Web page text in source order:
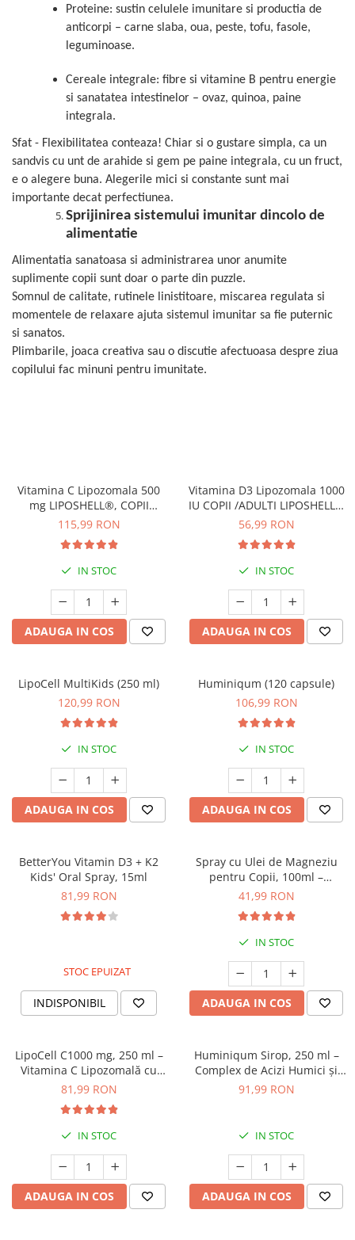
Proteine: sustin celulele imunitare si productia de
anticorpi – carne slaba, oua, peste, tofu, fasole,
leguminoase.
Cereale integrale: fibre si vitamine B pentru energie
si sanatatea intestinelor – ovaz, quinoa, paine
integrala.
Sfat - Flexibilitatea conteaza! Chiar si o gustare simpla, ca un
sandvis cu unt de arahide si gem pe paine integrala, cu un fruct,
e o alegere buna. Alegerile mici si constante sunt mai
importante decat perfectiunea.
Sprijinirea sistemului imunitar dincolo de
alimentatie
Alimentatia sanatoasa si administrarea unor anumite
suplimente copii sunt doar o parte din puzzle.
Somnul de calitate, rutinele linistitoare, miscarea regulata si
momentele de relaxare ajuta sistemul imunitar sa fie puternic
si sanatos.
Plimbarile, joaca creativa sau o discutie afectuoasa despre ziua
copilului fac minuni pentru imunitate.
Vitamina C Lipozomala 500
mg LIPOSHELL®, COPII
/ADULTI (30 plicuri)
115,99 RON
IN STOC
ADAUGA IN COS
Vitamina D3 Lipozomala 1000
IU COPII /ADULTI LIPOSHELL®
(30 plicuri), VITA-D-LIP
56,99 RON
IN STOC
ADAUGA IN COS
LipoCell MultiKids (250 ml)
120,99 RON
IN STOC
ADAUGA IN COS
Huminiqum (120 capsule)
106,99 RON
IN STOC
ADAUGA IN COS
BetterYou Vitamin D3 + K2
Kids' Oral Spray, 15ml
81,99 RON
STOC EPUIZAT
INDISPONIBIL
Spray cu Ulei de Magneziu
pentru Copii, 100ml –
Calmare, Somn Liniștit și
41,99 RON
IN STOC
ADAUGA IN COS
LipoCell C1000 mg, 250 ml –
Vitamina C Lipozomală cu
Bioflavonoide
81,99 RON
IN STOC
ADAUGA IN COS
Huminiqum Sirop, 250 ml –
Complex de Acizi Humici și
Fulvici pentru Detoxifiere și
91,99 RON
IN STOC
ADAUGA IN COS